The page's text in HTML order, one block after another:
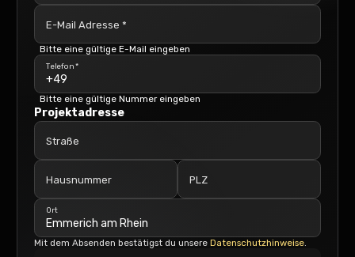
E-Mail Adresse *
Bitte eine gültige E-Mail eingeben
Telefon *
Bitte eine gültige Nummer eingeben
Projektadresse
Straße
Hausnummer PLZ
Ort
Mit dem Absenden bestätigst du unsere Datenschutzhinweise.